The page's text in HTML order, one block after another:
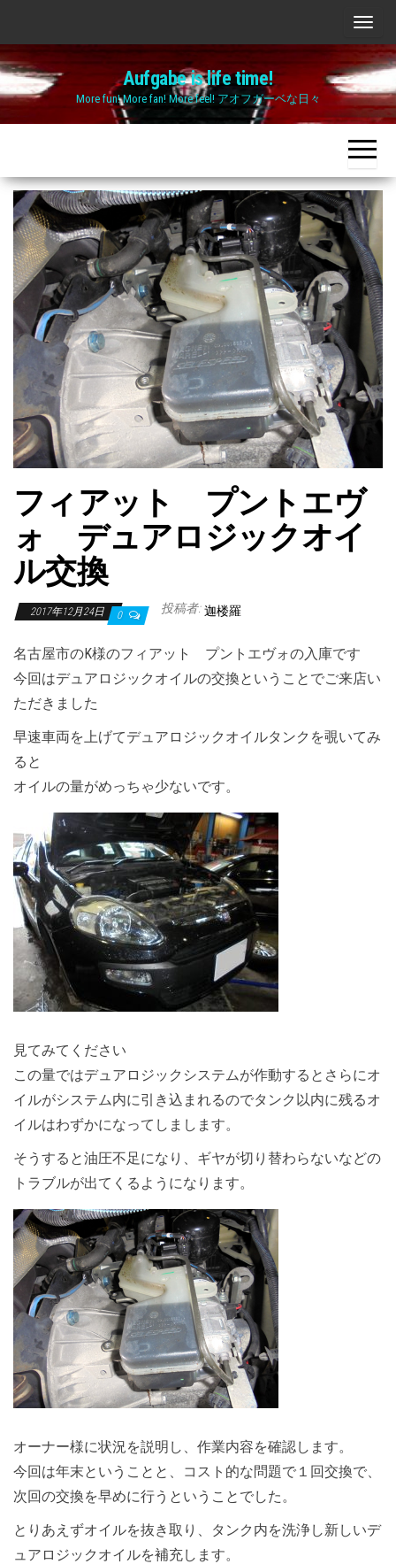
the
content
ナ
ビ
ゲ
ー
シ
ョ
ン
切
り
替
え
Aufgabe is life time!
More fun! More fan! More feel! アオフガーベな日々
フィアット プントエヴ
ォ デュアロジックオイ
ル交換
2017年12月24日 0 投稿者: 迦楼羅
名古屋市のK様のフィアット プントエヴォの入庫です
今回はデュアロジックオイルの交換ということでご来店い
ただきました
早速車両を上げてデュアロジックオイルタンクを覗いてみ
ると
オイルの量がめっちゃ少ないです。
見てみてください
この量ではデュアロジックシステムが作動するとさらにオ
イルがシステム内に引き込まれるのでタンク以内に残るオ
イルはわずかになってしまします。
そうすると油圧不足になり、ギヤが切り替わらないなどの
トラブルが出てくるようになります。
オーナー様に状況を説明し、作業内容を確認します。
今回は年末ということと、コスト的な問題で１回交換で、
次回の交換を早めに行うということでした。
とりあえずオイルを抜き取り、タンク内を洗浄し新しいデ
ュアロジックオイルを補充します。